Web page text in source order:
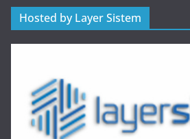
Hosted by Layer Sistem